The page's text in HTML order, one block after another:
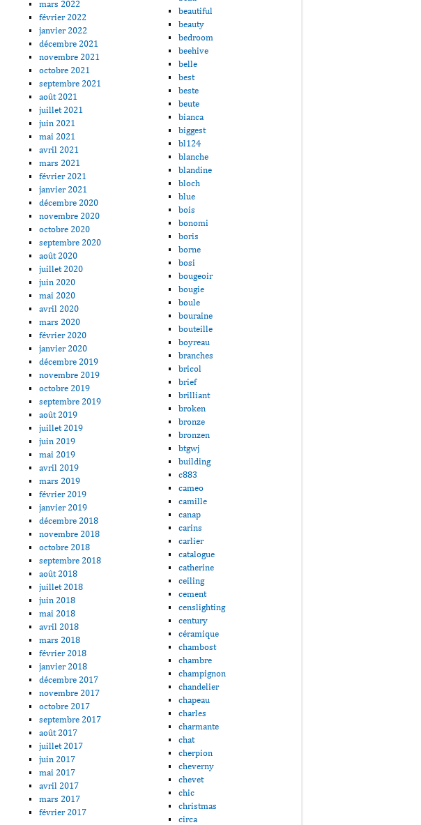
mars 2022
février 2022
janvier 2022
décembre 2021
novembre 2021
octobre 2021
septembre 2021
août 2021
juillet 2021
juin 2021
mai 2021
avril 2021
mars 2021
février 2021
janvier 2021
décembre 2020
novembre 2020
octobre 2020
septembre 2020
août 2020
juillet 2020
juin 2020
mai 2020
avril 2020
mars 2020
février 2020
janvier 2020
décembre 2019
novembre 2019
octobre 2019
septembre 2019
août 2019
juillet 2019
juin 2019
mai 2019
avril 2019
mars 2019
février 2019
janvier 2019
décembre 2018
novembre 2018
octobre 2018
septembre 2018
août 2018
juillet 2018
juin 2018
mai 2018
avril 2018
mars 2018
février 2018
janvier 2018
décembre 2017
novembre 2017
octobre 2017
septembre 2017
août 2017
juillet 2017
juin 2017
mai 2017
avril 2017
mars 2017
février 2017
beautiful
beauty
bedroom
beehive
belle
best
beste
beute
bianca
biggest
bl124
blanche
blandine
bloch
blue
bois
bonomi
boris
borne
bosi
bougeoir
bougie
boule
bouraine
bouteille
boyreau
branches
bricol
brief
brilliant
broken
bronze
bronzen
btgwj
building
c883
cameo
camille
canap
carins
carlier
catalogue
catherine
ceiling
cement
censlighting
century
céramique
chambost
chambre
champignon
chandelier
chapeau
charles
charmante
chat
cherpion
cheverny
chevet
chic
christmas
circa